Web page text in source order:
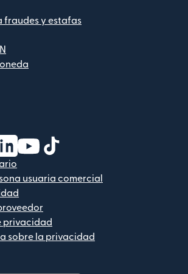
fraudes y estafas
ventana nueva)
en una ventana nueva)
abre en una ventana nueva)
(se abre en una ventana nueva)
(se abre en una ventana nueva)
usuaria comercial
privacidad
sobre la privacidad